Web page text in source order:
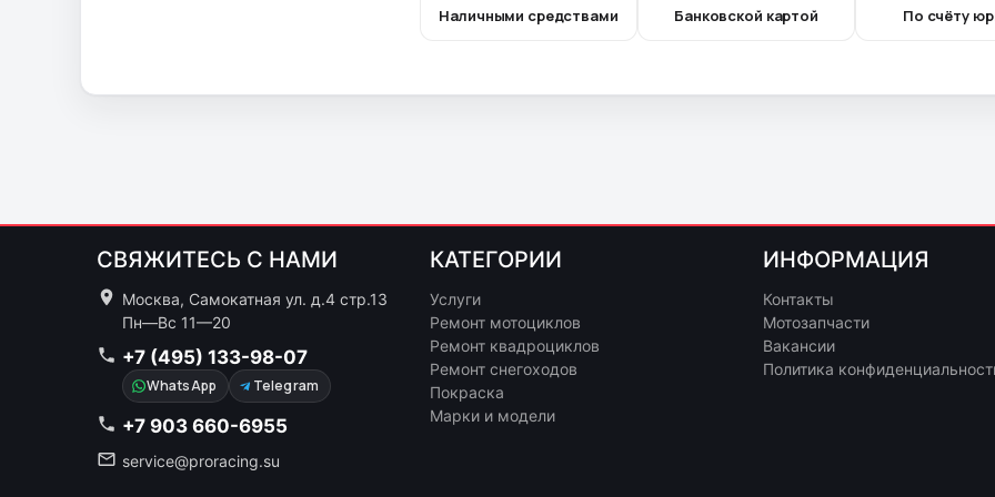
Наличными средствами Банковской картой По счёту
СВЯЖИТЕСЬ С НАМИ
Москва, Самокатная ул. д.4 стр.13
Пн—Вс 11—20
+7 (495) 133-98-07
WhatsApp Telegram
+7 903 660-6955
service@proracing.su
КАТЕГОРИИ
Услуги
Ремонт мотоциклов
Ремонт квадроциклов
Ремонт снегоходов
Покраска
Марки и модели
ИНФОРМАЦИЯ
Контакты
Мотозапчасти
Вакансии
Политика